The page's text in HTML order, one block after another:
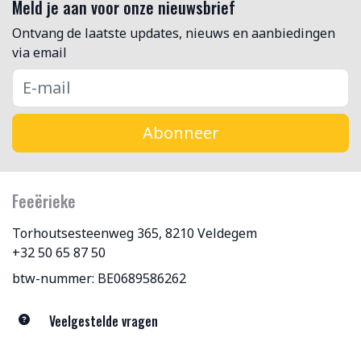
Meld je aan voor onze nieuwsbrief
Ontvang de laatste updates, nieuws en aanbiedingen
via email
Abonneer
Feeërieke
Torhoutsesteenweg 365, 8210 Veldegem
+32 50 65 87 50
btw-nummer: BE0689586262
Veelgestelde vragen